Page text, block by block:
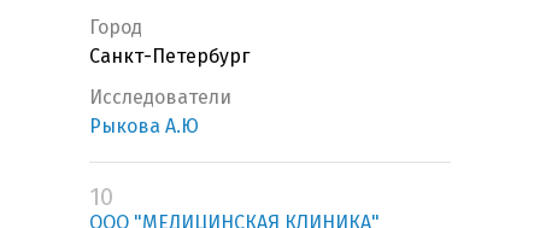
Город
Санкт-Петербург
Исследователи
Рыкова А.Ю
10
ООО "МЕДИЦИНСКАЯ КЛИНИКА"